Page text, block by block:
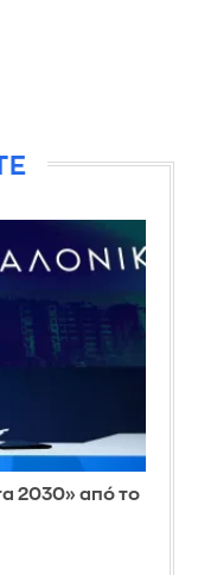
2030» από το